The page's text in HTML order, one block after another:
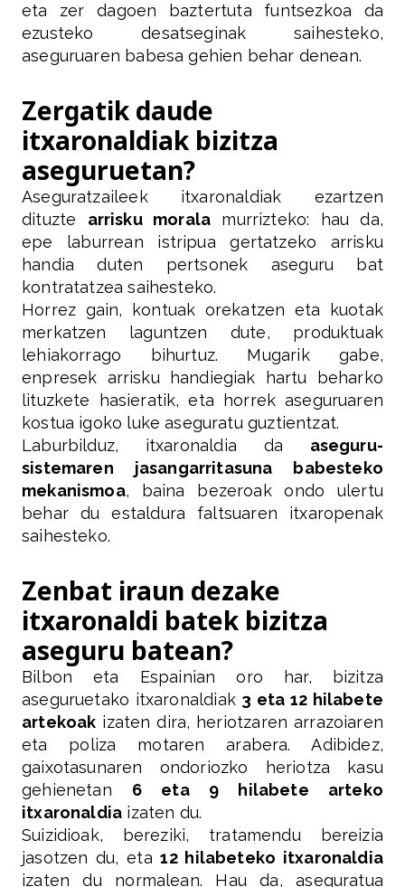
eta zer dagoen baztertuta funtsezkoa da
ezusteko desatseginak saihesteko,
aseguruaren babesa gehien behar denean.
Zergatik daude
itxaronaldiak bizitza
aseguruetan?
Aseguratzaileek itxaronaldiak ezartzen
dituzte arrisku morala murrizteko: hau da,
epe laburrean istripua gertatzeko arrisku
handia duten pertsonek aseguru bat
kontratatzea saihesteko.
Horrez gain, kontuak orekatzen eta kuotak
merkatzen laguntzen dute, produktuak
lehiakorrago bihurtuz. Mugarik gabe,
enpresek arrisku handiegiak hartu beharko
lituzkete hasieratik, eta horrek aseguruaren
kostua igoko luke aseguratu guztientzat.
Laburbilduz, itxaronaldia da aseguru-
sistemaren jasangarritasuna babesteko
mekanismoa, baina bezeroak ondo ulertu
behar du estaldura faltsuaren itxaropenak
saihesteko.
Zenbat iraun dezake
itxaronaldi batek bizitza
aseguru batean?
Bilbon eta Espainian oro har, bizitza
aseguruetako itxaronaldiak 3 eta 12 hilabete
artekoak izaten dira, heriotzaren arrazoiaren
eta poliza motaren arabera. Adibidez,
gaixotasunaren ondoriozko heriotza kasu
gehienetan 6 eta 9 hilabete arteko
itxaronaldia izaten du.
Suizidioak, bereziki, tratamendu bereizia
jasotzen du, eta12 hilabeteko itxaronaldia
izaten du normalean. Hau da, aseguratua